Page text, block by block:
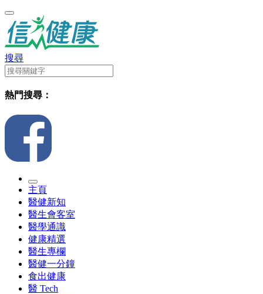
搜尋
熱門搜尋：
主頁
醫健新知
醫生會客室
醫學通識
健康精選
醫生專欄
醫健一分鐘
食出健康
醫 Tech